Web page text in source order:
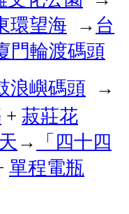
環望海 →台
門輪渡碼頭
浪嶼碼頭 →
+ 菽莊花
→ 「四十四
單程電瓶